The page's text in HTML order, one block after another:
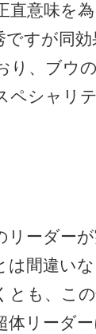
直意味を
ですが同
り、ブウ
ペシャリ
リーダー
は間違い
とも、こ
体リーダ